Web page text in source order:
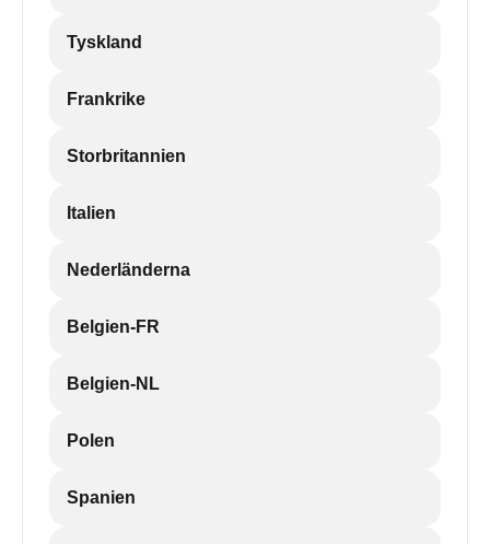
Tyskland
Frankrike
Storbritannien
Italien
Nederländerna
Belgien-FR
Belgien-NL
Polen
Spanien